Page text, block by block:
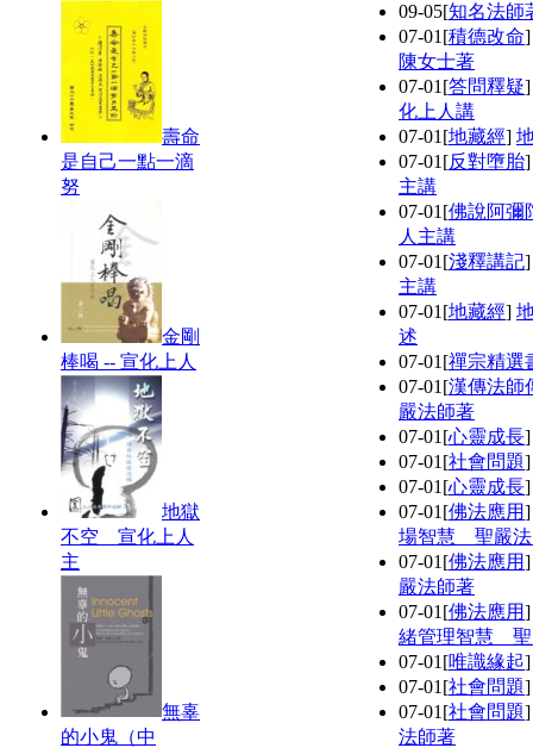
壽命
是自己一點一滴
努
金剛
棒喝 -- 宣化上人
地獄
不空 宣化上人
主
無辜
的小鬼（中
09-05[知名法師
07-01 [積德改命
陳女士著
07-01 [答問釋疑
化上人講
07-01 [地藏經]
07-01 [反對墮胎
主講
07-01 [佛說阿彌
人主講
07-01 [淺釋講記
主講
07-01 [地藏經]
述
07-01 [禪宗精選
07-01 [漢傳法師
嚴法師著
07-01 [心靈成長
07-01 [社會問題
07-01 [心靈成長
07-01 [佛法應用
場智慧 聖嚴
07-01 [佛法應用
嚴法師著
07-01 [佛法應用
緒管理智慧
07-01 [唯識緣起
07-01 [社會問題
07-01 [社會問題
法師著